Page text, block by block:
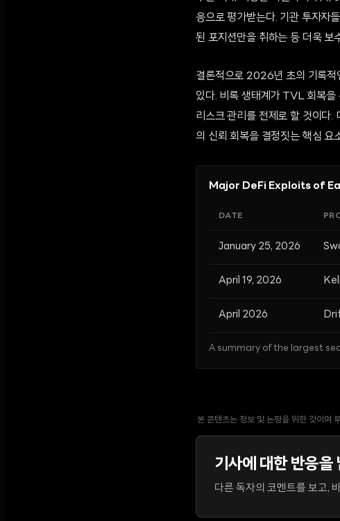
응으로 평가받는다. 기관 투자자
된 포지션만을 취하는 등 더욱 보
결론적으로 2026년 초의 기록적
있다. 비록 생태계가 TVL 회복을
리스크 관리를 전제로 할 것이다.
의 신뢰 회복을 결정짓는 핵심 요
Major DeFi Exploits of
DATE
January 25, 2026
April 19, 2026
April 2026
A summary of the largest
본 콘텐츠는 정보 및 논평을 위한 것이며
기사에 대한 반응을
다른 독자의 코멘트를 보고,